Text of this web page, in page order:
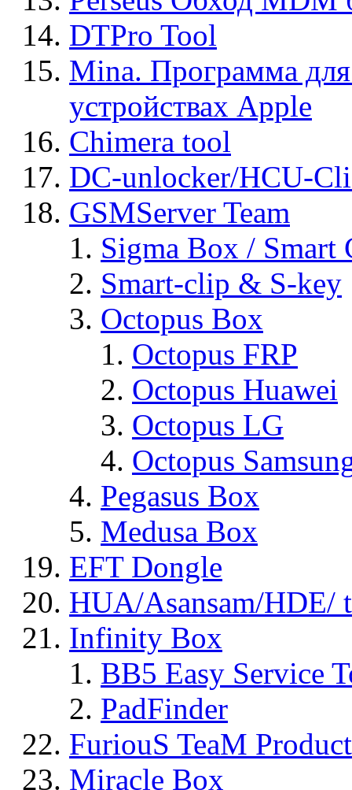
DTPro Tool
Mina. Программа
устройствах Apple
Chimera tool
DC-unlocker/HCU-
GSMServer Team
Sigma Box / Smart
Smart-clip & S-key
Octopus Box
Octopus FRP
Octopus Huawei
Octopus LG
Octopus
Pegasus Box
Medusa Box
EFT Dongle
HUA/Asansam/HDE/
Infinity Box
BB5 Easy Service
PadFinder
FuriouS TeaM
Miracle Box